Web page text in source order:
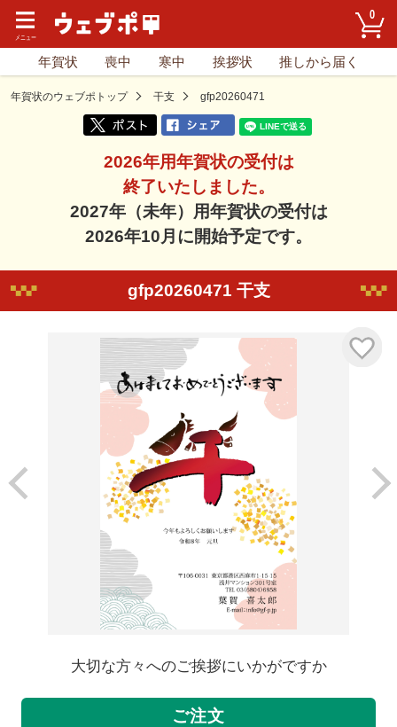
0
年賀状 喪中 寒中 挨拶状 推しから届く
年賀状のウェブポトップ 干支 gfp20260471
2026年用年賀状の受付は
終了いたしました。
2027年（未年）用年賀状の受付は
2026年10月に開始予定です。
gfp20260471 干支
大切な方々へのご挨拶にいかがですか
ご注文